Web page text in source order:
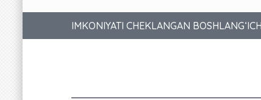
IMKONIYATI CHEKLANGAN